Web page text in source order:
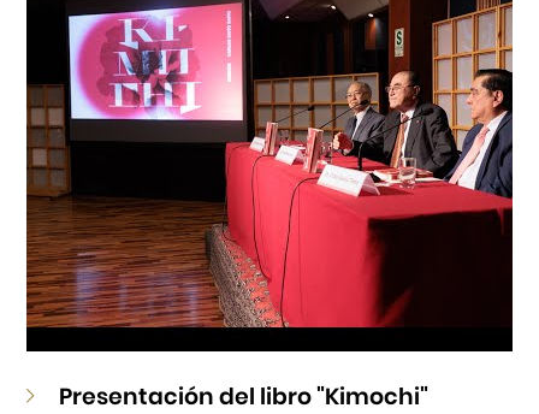
Presentación del libro "Kimochi"